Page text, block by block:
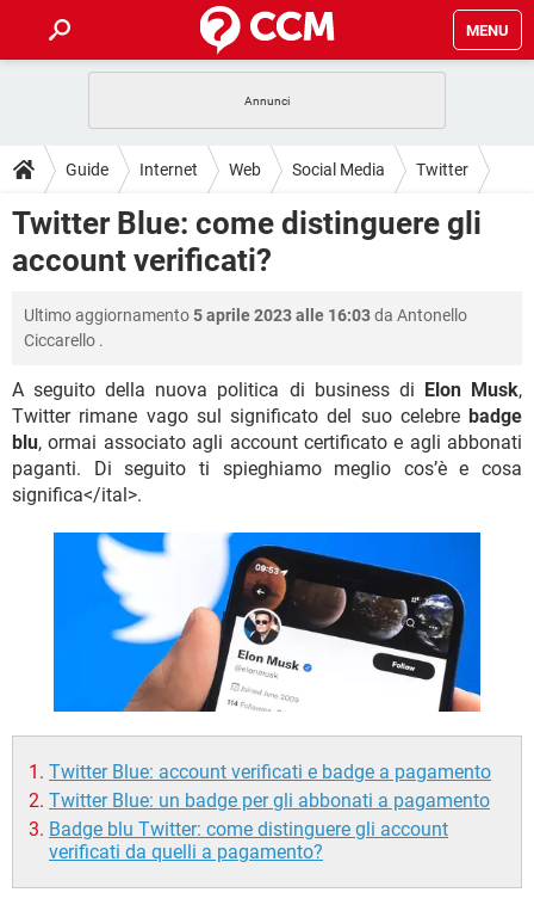
MENU
INTRATTENIMENTO ANDROID
iOS WINDOWS 10
INSTAGRAM
HARDWARE
GUIDE
COVID-19
INTRATTENIMENTO ANDROID
INSTAGRAM WHATSAPP
HARDWARE
DOWNLOAD
COVID-19
iOS
INSTAGRAM WHATSAPP
TIKTOK FACEBOOK
HARDWARE
FORUM
COVID-19 GAMING
iOS WINDOWS 10
INSTAGRAM WHATSAPP
TIKTOK
GLOSSARIO
COVID-19 GAMING
INTRATTENIMENTO ANDROID
iOS WINDOWS 10
INSTAGRAM
FACEBOOK
Guide Internet Web Social Media Twitter
Twitter Blue: come distinguere gli
account verificati?
Ultimo aggiornamento5 aprile 2023 alle 16:03da Antonello
Ciccarello .
A seguito della nuova politica di business di Elon Musk,
Twitter rimane vago sul significato del suo celebre badge
blu, ormai associato agli account certificato e agli abbonati
paganti. Di seguito ti spieghiamo meglio cos’è e cosa
significa</ital>.
Twitter Blue: account verificati e badge a pagamento
Twitter Blue: un badge per gli abbonati a pagamento
Badge blu Twitter: come distinguere gli account
verificati da quelli a pagamento?